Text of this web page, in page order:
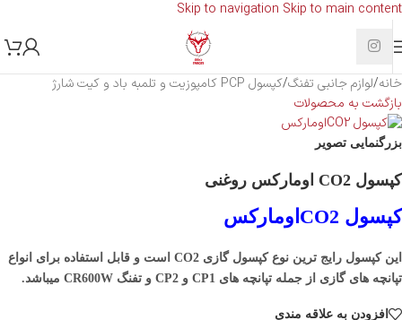
Skip to navigation Skip to main content
خانه/لوازم جانبی تفنگ/کپسول PCP کامپوزیت و تلمبه باد و کیت شارژ
بازگشت به محصولات
بزرگنمایی تصویر
کپسول CO2 اومارکس روغنی
کپسول CO2اومارکس
این کپسول رایج ترین نوع کپسول گازی CO2 است و قابل استفاده برای انواع
تپانچه های گازی از جمله تپانچه های CP1 و CP2 و تفنگ CR600W میباشد.
افزودن به علاقه مندی